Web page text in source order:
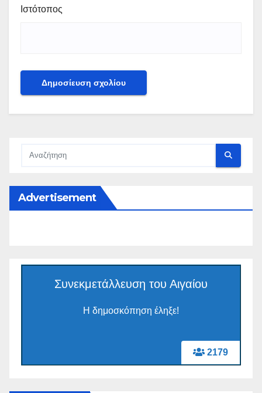
Ιστότοπος
Advertisement
2179
Συνεκμετάλλευση του Αιγαίου
Η δημοσκόπηση έληξε!